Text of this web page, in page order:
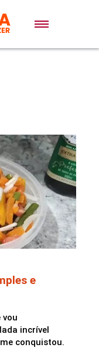
e
vou
incrível
conquistou.